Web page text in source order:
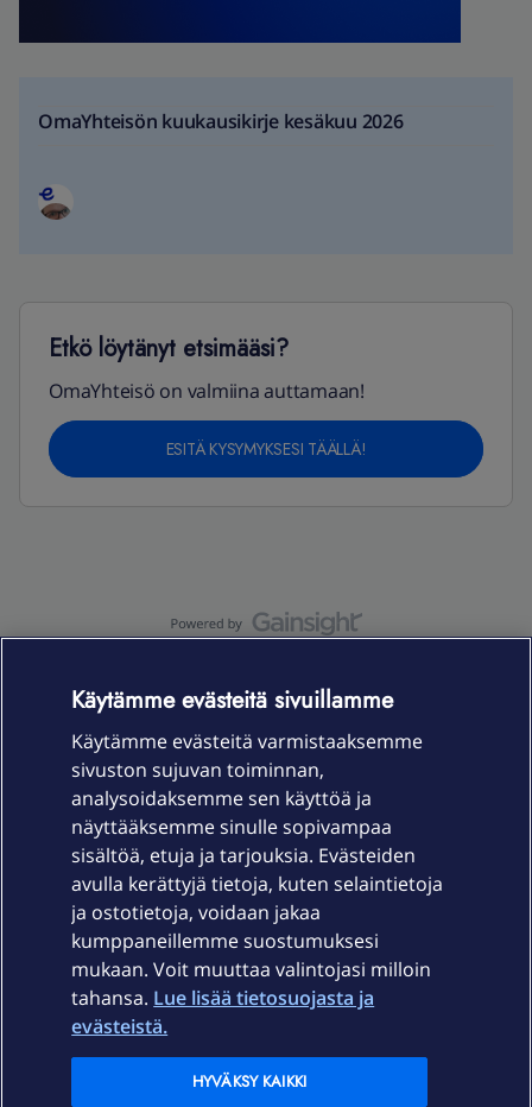
OmaYhteisön kuukausikirje kesäkuu 2026
Etkö löytänyt etsimääsi?
OmaYhteisö on valmiina auttamaan!
ESITÄ KYSYMYKSESI TÄÄLLÄ!
Laitteet & liittymät
Palvelut
Ajankohtaista
Elisa Oyj
Käytämme evästeitä sivuillamme
Käytämme evästeitä varmistaaksemme
sivuston sujuvan toiminnan,
analysoidaksemme sen käyttöä ja
näyttääksemme sinulle sopivampaa
sisältöä, etuja ja tarjouksia. Evästeiden
avulla kerättyjä tietoja, kuten selaintietoja
ja ostotietoja, voidaan jakaa
kumppaneillemme suostumuksesi
mukaan. Voit muuttaa valintojasi milloin
tahansa. Lue lisää tietosuojasta ja
evästeistä.
HYVÄKSY KAIKKI